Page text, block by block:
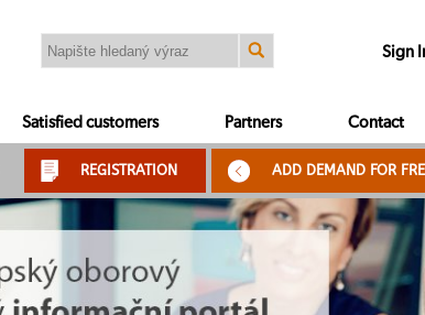
Sign
Satisfied customers Partners Contact
REGISTRATION ADD DEMAND FOR